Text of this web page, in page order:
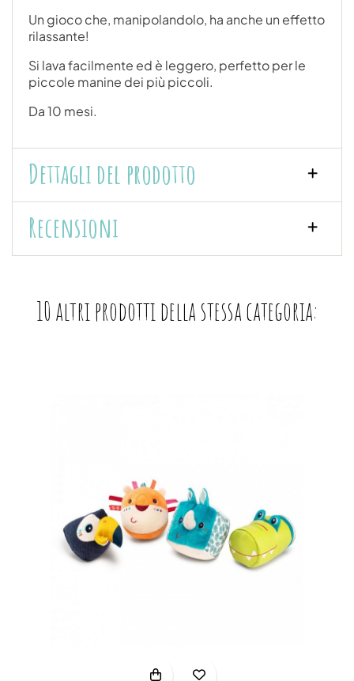
Un gioco che, manipolandolo, ha anche un effetto
rilassante!
Si lava facilmente ed è leggero, perfetto per le
piccole manine dei più piccoli.
Da 10 mesi.
Dettagli del prodotto
Recensioni
10 altri prodotti della stessa categoria: